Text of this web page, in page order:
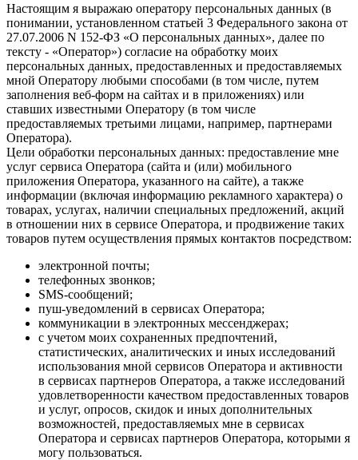
Настоящим я выражаю оператору персональных данных (в
понимании, установленном статьей 3 Федерального закона от
27.07.2006 N 152-ФЗ «О персональных данных», далее по
тексту - «Оператор») согласие на обработку моих
персональных данных, предоставленных и предоставляемых
мной Оператору любыми способами (в том числе, путем
заполнения веб-форм на сайтах и в приложениях) или
ставших известными Оператору (в том числе
предоставляемых третьими лицами, например, партнерами
Оператора).
Цели обработки персональных данных: предоставление мне
услуг сервиса Оператора (сайта и (или) мобильного
приложения Оператора, указанного на сайте), а также
информации (включая информацию рекламного характера) о
товарах, услугах, наличии специальных предложений, акций
в отношении них в сервисе Оператора, и продвижение таких
товаров путем осуществления прямых контактов посредством:
электронной почты;
телефонных звонков;
SMS-сообщений;
пуш-уведомлений в сервисах Оператора;
коммуникации в электронных мессенджерах;
с учетом моих сохраненных предпочтений,
статистических, аналитических и иных исследований
использования мной сервисов Оператора и активности
в сервисах партнеров Оператора, а также исследований
удовлетворенности качеством предоставленных товаров
и услуг, опросов, скидок и иных дополнительных
возможностей, предоставляемых мне в сервисах
Оператора и сервисах партнеров Оператора, которыми я
могу пользоваться.